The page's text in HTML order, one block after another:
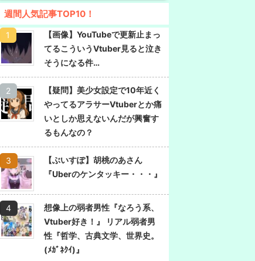
週間人気記事TOP10！
【画像】YouTubeで更新止まっ
てるこういうVtuber見ると泣き
そうになる件…
【疑問】美少女設定で10年近く
やってるアラサーVtuberとか痛
いとしか思えないんだが興奮す
るもんなの？
【ぶいすぽ】胡桃のあさん
『Uberのケンタッキー・・・』
想像上の弱者男性『なろう系、
Vtuber好き！』 リアル弱者男
性『哲学、古典文学、世界史。
(ﾒｶﾞﾈｸｲ)』